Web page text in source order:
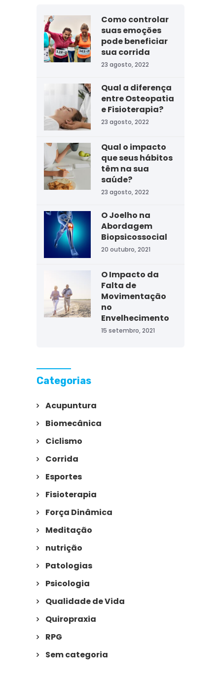
Como controlar
suas emoções
pode beneficiar
sua corrida
23 agosto, 2022
Qual a diferença
entre Osteopatia
e Fisioterapia?
23 agosto, 2022
Qual o impacto
que seus hábitos
têm na sua
saúde?
23 agosto, 2022
O Joelho na
Abordagem
Biopsicossocial
20 outubro, 2021
O Impacto da
Falta de
Movimentação
no
Envelhecimento
15 setembro, 2021
Categorias
Acupuntura
Biomecânica
Ciclismo
Corrida
Esportes
Fisioterapia
Força Dinâmica
Meditação
nutrição
Patologias
Psicologia
Qualidade de Vida
Quiropraxia
RPG
Sem categoria